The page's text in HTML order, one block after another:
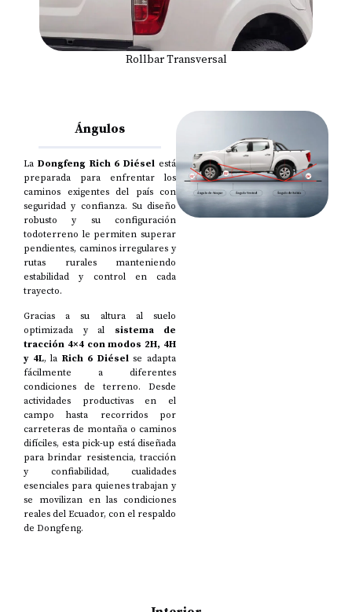
Rollbar Transversal
Ángulos
La Dongfeng Rich 6 Diésel está
preparada para enfrentar los
caminos exigentes del país con
seguridad y confianza. Su diseño
robusto y su configuración
todoterreno le permiten superar
pendientes, caminos irregulares y
rutas rurales manteniendo
estabilidad y control en cada
trayecto.
Gracias a su altura al suelo
optimizada y al sistema de
tracción 4×4 con modos 2H, 4H
y 4L, la Rich 6 Diéselse adapta
fácilmente a diferentes
condiciones de terreno. Desde
actividades productivas en el
campo hasta recorridos por
carreteras de montaña o caminos
difíciles, esta pick-up está diseñada
para brindar resistencia, tracción
y confiabilidad, cualidades
esenciales para quienes trabajan y
se movilizan en las condiciones
reales del Ecuador, con el respaldo
de Dongfeng.